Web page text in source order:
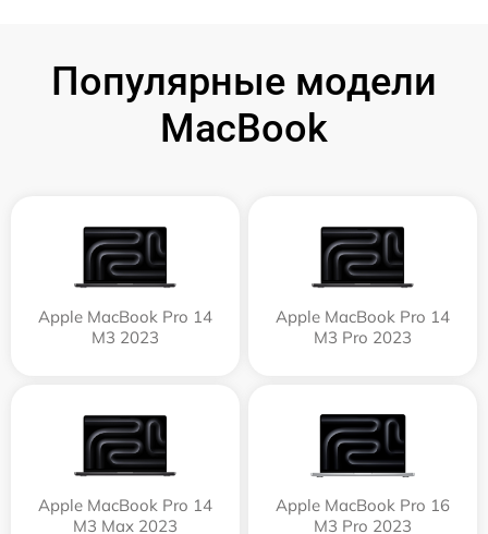
Популярные модели
MacBook
Apple MacBook Pro 14
M3 2023
Apple MacBook Pro 14
M3 Pro 2023
Apple MacBook Pro 14
M3 Max 2023
Apple MacBook Pro 16
M3 Pro 2023